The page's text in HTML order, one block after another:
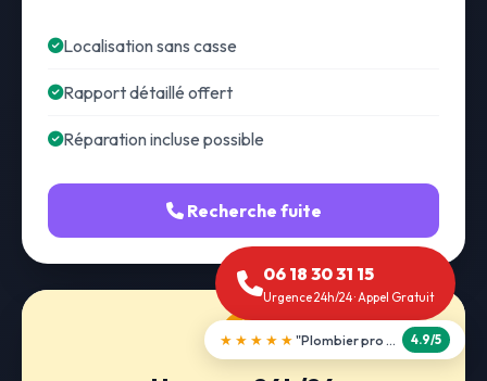
Localisation sans casse
Rapport détaillé offert
Réparation incluse possible
Recherche fuite
06 18 30 31 15
Urgence 24h/24 · Appel Gratuit
★★★★★ "Débouchage WC en 30 min" 5.0/5